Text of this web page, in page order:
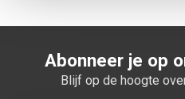
Abonneer je op
Blijf op de hoogte